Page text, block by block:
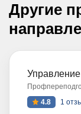
Другие
4.8
1